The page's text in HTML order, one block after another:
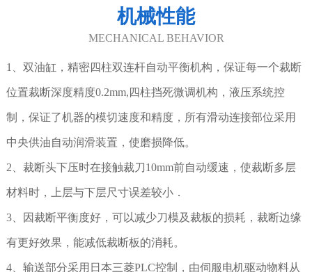
机械性能
MECHANICAL BEHAVIOR
1、双油缸，精密四柱双连杆自动平衡机构，保证每一个裁断
位置裁断深度精度0.2mm,四柱挡死微调机构，液压系统控
制，保证了机器的模切速度和精度，所有滑动连接部位采用
中央供油自动润滑装置，使磨损降低。
2、裁断头下压时在接触裁刀10mm前自动缓速，使裁断多层
材料时，上层与下层尺寸误差较小．
3、因裁断平衡度好，可以减少刀模及裁板的损耗，裁断边缘
有更好效果，能减低裁断板的消耗。
4、输送部分采用日本三菱PLC控制，由伺服电机驱动物料从